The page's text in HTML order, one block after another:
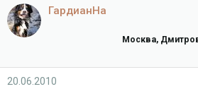
ГардианНа
Москва,
20.06.2010